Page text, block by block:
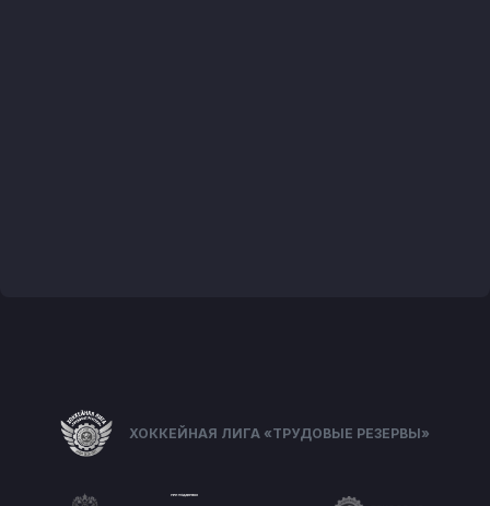
ХОККЕЙНАЯ ЛИГА «ТРУДОВЫЕ РЕЗЕРВЫ»